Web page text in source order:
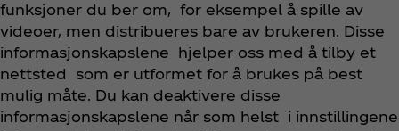
funksjoner du ber om, for eksempel å spille av
videoer, men distribueres bare av brukeren. Disse
informasjonskapslene hjelper oss med å tilby et
nettsted som er utformet for å brukes på best
mulig måte. Du kan deaktivere disse
informasjonskapslene når som helst i innstillingene